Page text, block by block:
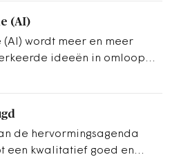
menskracht bij gemeenten
(AI)
wordt meer en meer
ideeën in omloop
in laagdrempelinge
de hervormingsagenda
een kwalitatief goed en